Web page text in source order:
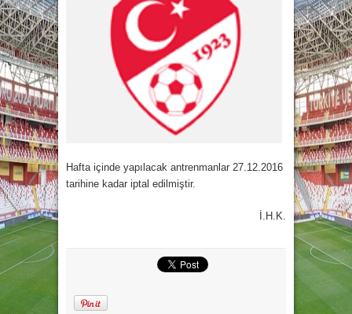
Hafta içinde yapılacak antrenmanlar 27.12.2016
tarihine kadar iptal edilmiştir.
İ.H.K.